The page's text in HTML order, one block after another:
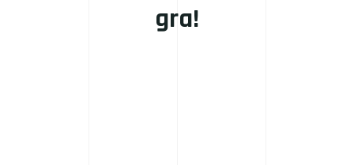
gra!